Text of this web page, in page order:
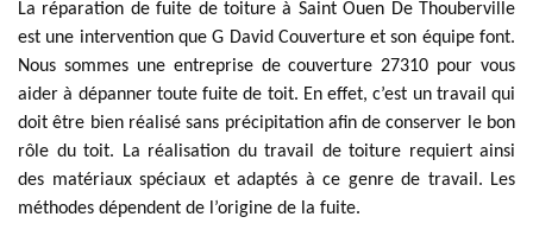
La réparation de fuite de toiture à Saint Ouen De Thouberville
est une intervention que G David Couverture et son équipe font.
Nous sommes une entreprise de couverture 27310 pour vous
aider à dépanner toute fuite de toit. En effet, c’est un travail qui
doit être bien réalisé sans précipitation afin de conserver le bon
rôle du toit. La réalisation du travail de toiture requiert ainsi
des matériaux spéciaux et adaptés à ce genre de travail. Les
méthodes dépendent de l’origine de la fuite.